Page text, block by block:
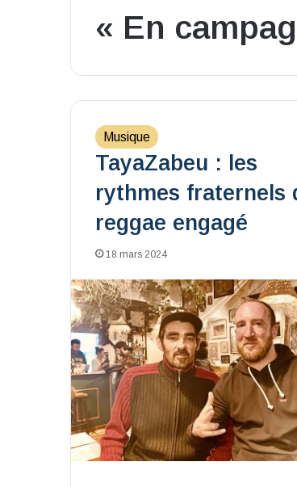
« En
Musique
TayaZabeu : les
rythmes fraternels
reggae engagé
18 mars 2024